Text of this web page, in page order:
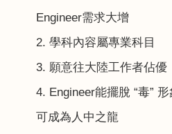
Engineer需求大增
2. 學科內容屬專業科目
3. 願意往大陸工作者佔優
4. Engineer能擺脫 “毒”
可成為人中之龍